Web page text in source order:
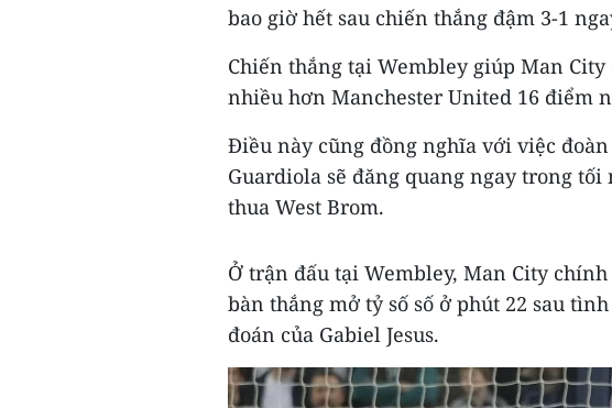
bao giờ hết sau chiến thắng đậm 3-1
Chiến thắng tại Wembley giúp Man City
nhiều hơn Manchester United 16 điểm
Điều này cũng đồng nghĩa với việc
Guardiola sẽ đăng quang ngay trong
thua West Brom.
Ở trận đấu tại Wembley, Man City
bàn thắng mở tỷ số số ở phút 22 sau
đoán của Gabiel Jesus.